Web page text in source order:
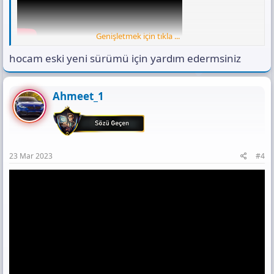
Genişletmek için tıkla ...
hocam eski yeni sürümü için yardım edermsiniz
Ahmeet_1
23 Mar 2023 #4